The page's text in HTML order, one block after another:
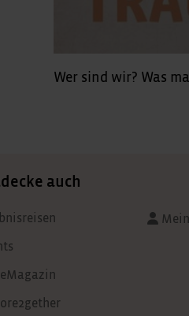
Wer sind wir? Was
auch